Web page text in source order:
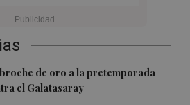
de oro a la pretemporada
el Galatasaray